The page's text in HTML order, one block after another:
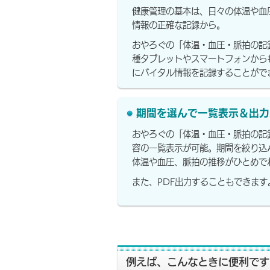
健康管理の基本は、日々の体温や
情報の正確な記録から。
おやろぐの「体温・血圧・脈拍の
種タブレットやスマートフォンか
にバイタル情報を記録することがで
期間を選んで一覧表示＆出
おやろぐの「体温・血圧・脈拍の
容の一覧表示が可能。期間を絞り
体温や血圧、脈拍の推移がひとめで
また、PDF出力することもできます
例えば、こんなときに便利で